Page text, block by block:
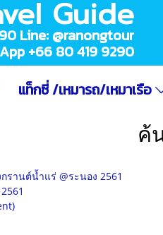
Guide
Line: @ranongtour
+66 80 419 9290
แท็กซี่ /เหมารถ/เหมาเรือ
ค้
รานต์น้ำแร่ @ระนอง 2561